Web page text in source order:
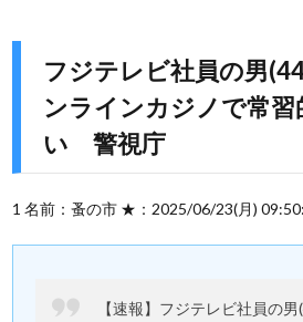
フジテレビ社員の男
ンラインカジノで常習
い 警視庁
1 名前：蚤の市 ★：2025/06/23(月)
【速報】フジテレビ社員の